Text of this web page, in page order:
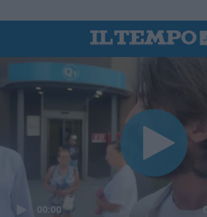
00:00